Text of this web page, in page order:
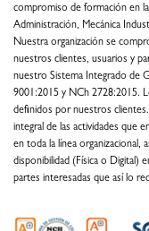
compromiso de formación en
Administración, Mecánica
Nuestra organización se
nuestros clientes, usuarios y
nuestro Sistema Integrado de
9001:2015 y NCh 2728:2015.
definidos por nuestros
integral de las actividades que
en toda la línea organizacional,
disponibilidad (Física o Digital)
partes interesadas que así lo